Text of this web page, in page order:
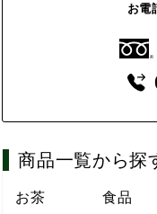
お電
商品一覧から探
お茶 食品